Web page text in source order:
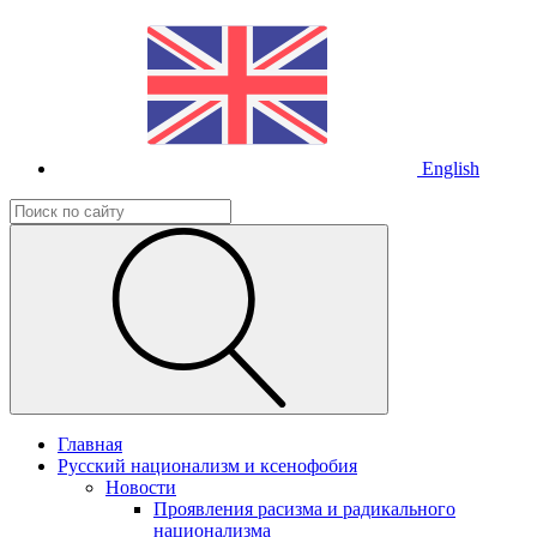
English
Главная
Русский национализм и ксенофобия
Новости
Проявления расизма и радикального
национализма